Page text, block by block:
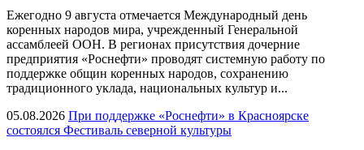
Ежегодно 9 августа отмечается Международный день
коренных народов мира, учрежденный Генеральной
ассамблеей ООН. В регионах присутствия дочерние
предприятия «Роснефти» проводят системную работу по
поддержке общин коренных народов, сохранению
традиционного уклада, национальных культур и...
05.08.2026 При поддержке «Роснефти» в Красноярске
состоялся Фестиваль северной культуры